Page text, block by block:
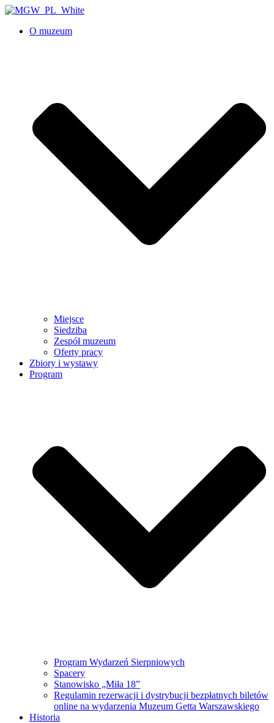
O muzeum
Miejsce
Siedziba
Zespół muzeum
Oferty pracy
Zbiory i wystawy
Program
Program Wydarzeń Sierpniowych
Spacery
Stanowisko „Miła 18”
Regulamin rezerwacji i dystrybucji bezpłatnych biletów
online na wydarzenia Muzeum Getta Warszawskiego
Historia